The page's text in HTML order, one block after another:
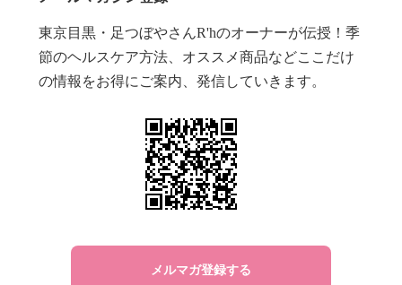
東京目黒・足つぼやさんR'hのオーナーが伝授！季
節のヘルスケア方法、オススメ商品などここだけ
の情報をお得にご案内、発信していきます。
メルマガ登録する